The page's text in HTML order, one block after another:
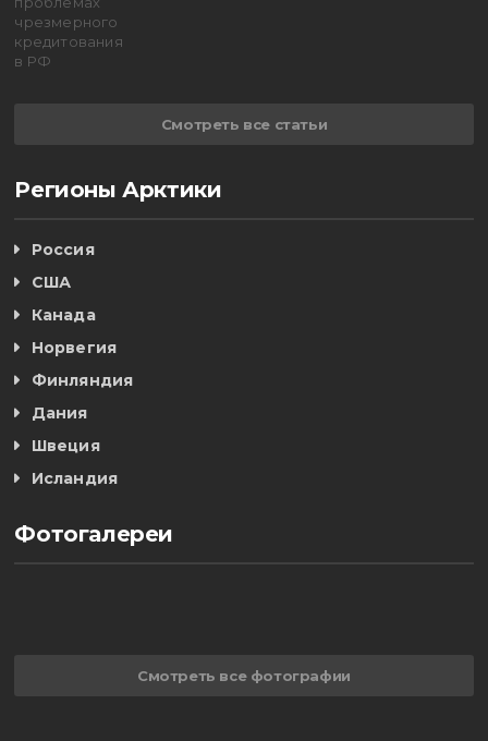
Смотреть все статьи
Регионы Арктики
Россия
США
Канада
Норвегия
Финляндия
Дания
Швеция
Исландия
Фотогалереи
Смотреть все фотографии